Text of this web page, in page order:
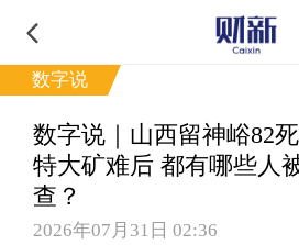
数字说
数字说｜山西留神峪82死
特大矿难后 都有哪些人
查？
2026年07月31日 02:36